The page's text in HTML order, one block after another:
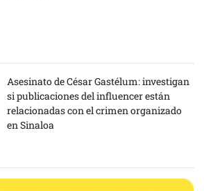
Asesinato de César Gastélum: investigan
si publicaciones del influencer están
relacionadas con el crimen organizado
en Sinaloa